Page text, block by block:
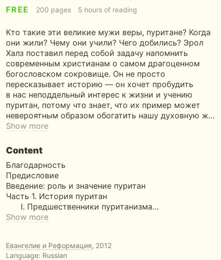
FREE 200 pages 5 hours of reading
Кто такие эти великие мужи веры, пуритане? Когда
они жили? Чему они учили? Чего добились? Эрол
Халз поставил перед собой задачу напомнить
современным христианам о самом драгоценном
богословском сокровище. Он не просто
пересказывает историю — он хочет пробудить
в нас неподдельный интерес к жизни и учению
пуритан, потому что знает, что их пример может
невероятным образом обогатить нашу духовную ж…
Show more
Content
Благодарность
Предисловие
Введение: роль и значение пуритан
Часть 1. История пуритан
I. Предшественники пуританизма…
Show more
Евангелие и Реформация, 2012
Language: Russian